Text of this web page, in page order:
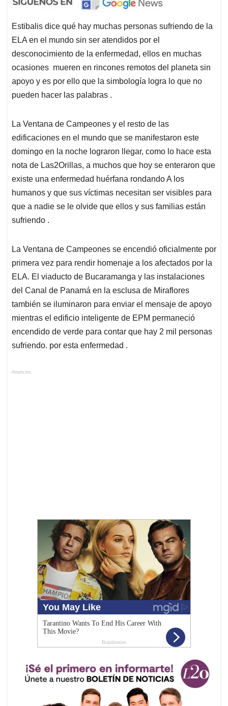
Estibalis dice qué hay muchas personas sufriendo de la
ELA en el mundo sin ser atendidos por el
desconocimiento de la enfermedad, ellos en muchas
ocasiones mueren en rincones remotos del planeta sin
apoyo y es por ello que la simbología logra lo que no
pueden hacer las palabras .
La Ventana de Campeones y el resto de las
edificaciones en el mundo que se manifestaron este
domingo en la noche lograron llegar, como lo hace esta
nota de Las2Orillas, a muchos que hoy se enteraron que
existe una enfermedad huérfana rondando A los
humanos y que sus víctimas necesitan ser visibles para
que a nadie se le olvide que ellos y sus familias están
sufriendo .
La Ventana de Campeones se encendió oficialmente por
primera vez para rendir homenaje a los afectados por la
ELA. El viaducto de Bucaramanga y las instalaciones
del Canal de Panamá en la esclusa de Miraflores
también se iluminaron para enviar el mensaje de apoyo
mientras el edificio inteligente de EPM permaneció
encendido de verde para contar que hay 2 mil personas
sufriendo. por esta enfermedad .
Anuncios.